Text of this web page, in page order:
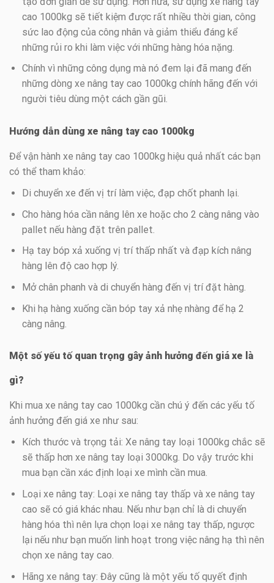
cao 1000kg sẽ tiết kiệm được rất nhiều thời gian, công
sức lao động của công nhân và giảm thiểu đáng kể
những rủi ro khi làm việc với những hàng hóa nặng.
Chính vì những công dụng mà nó đem lại đã mang đến
những dòng xe nâng tay cao 1000kg chính hãng đến với
người tiêu dùng một cách gần gũi.
Hướng dẫn dùng xe nâng tay cao 1000kg
Để vận hành xe nâng tay cao 1000kg hiệu quả nhất các bạn
có thể tham khảo:
Di chuyển xe đến vị trí làm việc, đạp chốt phanh lại.
Cho hàng hóa cần nâng lên xe hoặc cho 2 càng nâng vào
pallet nếu hàng đặt trên pallet.
Hạ tay bóp xả xuống vị trí thấp nhất và đạp kích nâng
hàng lên độ cao hợp lý.
Mở chân phanh và di chuyển hàng đến vị trí đặt hàng.
Khi hạ hàng xuống cần bóp tay xả nhẹ nhàng để hạ 2
càng nâng.
Một số yếu tố quan trọng gây ảnh hưởng đến giá xe là
gì?
Khi mua xe nâng tay cao 1000kg cần chú ý đến các yếu tố
ảnh hưởng đến giá xe như sau:
Kích thước và trọng tải: Xe nâng tay loại 1000kg chắc sẽ
sẽ thấp hơn xe nâng tay loại 3000kg. Do vậy trước khi
mua bạn cần xác định loại xe mình cần mua.
Loại xe nâng tay: Loại xe nâng tay thấp và xe nâng tay
cao sẽ có giá khác nhau. Nếu như bạn chỉ là di chuyển
hàng hóa thì nên lựa chọn loại xe nâng tay thấp, ngược
lại nếu như bạn muốn linh hoạt trong việc nâng hạ thì nên
chọn xe nâng tay cao.
Hãng xe nâng tay: Đây cũng là một yếu tố quyết định